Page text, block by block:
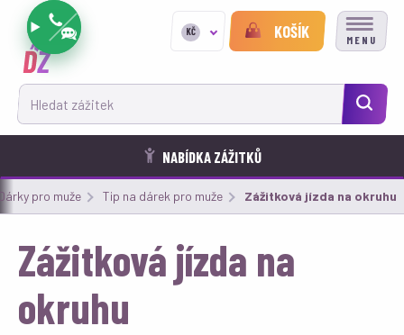
KČ KOŠÍK MENU
Hledat zážitek
NABÍDKA ZÁŽITKŮ
pro muže Tip na dárek pro muže Aktuální:
Zážitková jízda na okruhu
Zážitková jízda na
okruhu